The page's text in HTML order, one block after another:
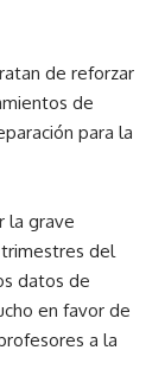
de reforzar
de
para la
la grave
del
datos de
en favor de
a la